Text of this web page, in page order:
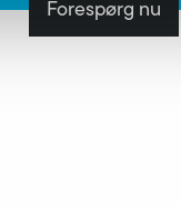
Forespørg nu